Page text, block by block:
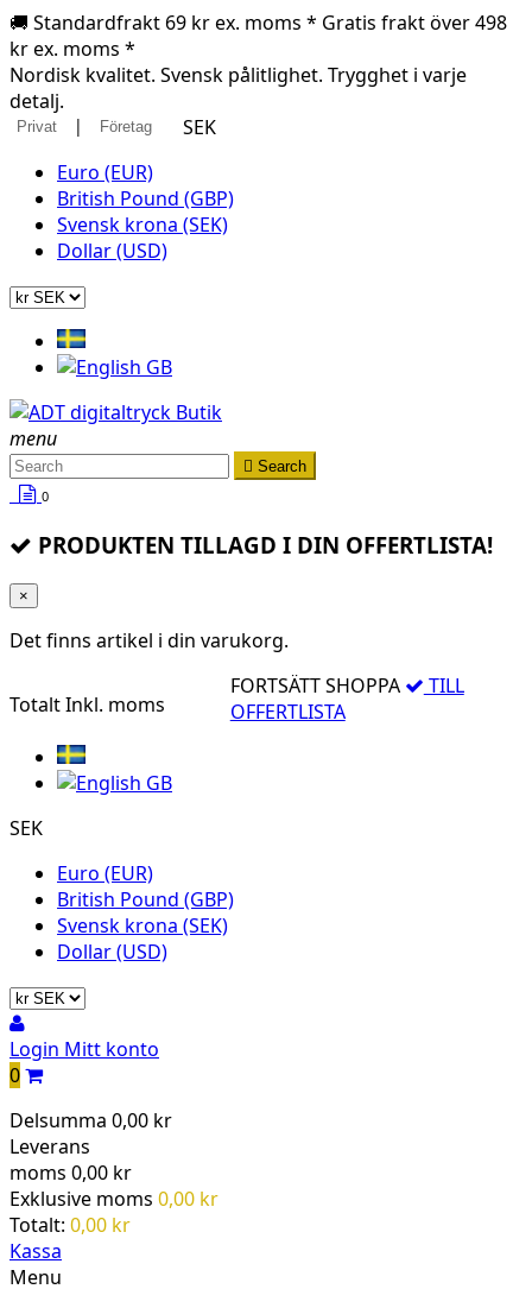
🚚 Standardfrakt 69 kr ex. moms * Gratis frakt över 498
kr ex. moms *
Nordisk kvalitet. Svensk pålitlighet. Trygghet i varje
detalj.
Privat | Företag
SEK
Euro (EUR)
British Pound (GBP)
Svensk krona (SEK)
Dollar (USD)
menu
 Search
0
PRODUKTEN TILLAGD I DIN OFFERTLISTA!
×
Det finns artikel i din varukorg.
TotaltInkl. moms
FORTSÄTT SHOPPA
TILL
OFFERTLISTA
SEK
Euro (EUR)
British Pound (GBP)
Svensk krona (SEK)
Dollar (USD)
Login Mitt konto
0
Delsumma 0,00 kr
Leverans
moms 0,00 kr
Exklusive moms 0,00 kr
Totalt: 0,00 kr
Kassa
Menu